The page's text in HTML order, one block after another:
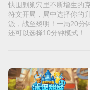
快围剿巢穴里不断增生的
符文开局，局中选择你的
派，战至黎明！一局20分
还可以选择10分钟模式！